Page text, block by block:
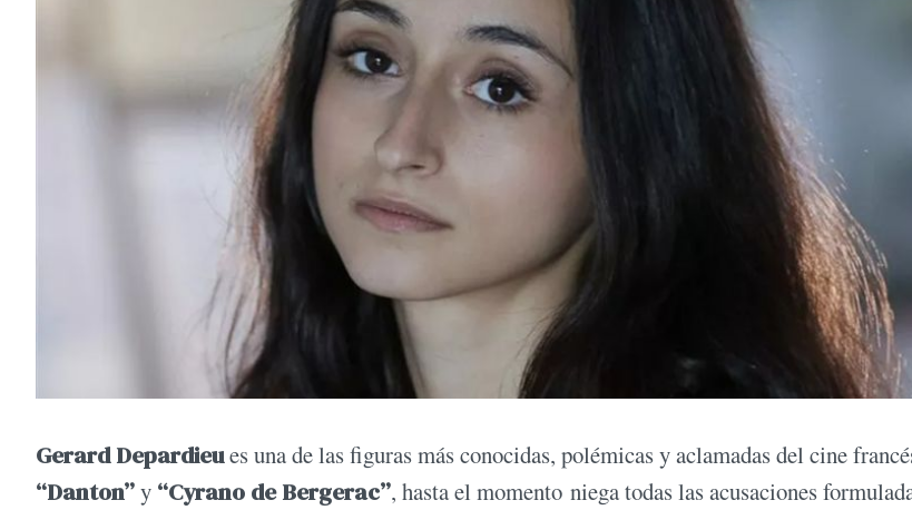
Gerard Depardieues una de las figuras más conocidas, polémicas y aclamadas del cine
“Danton”y “Cyrano de Bergerac”, hasta el momento niega todas las acusaciones